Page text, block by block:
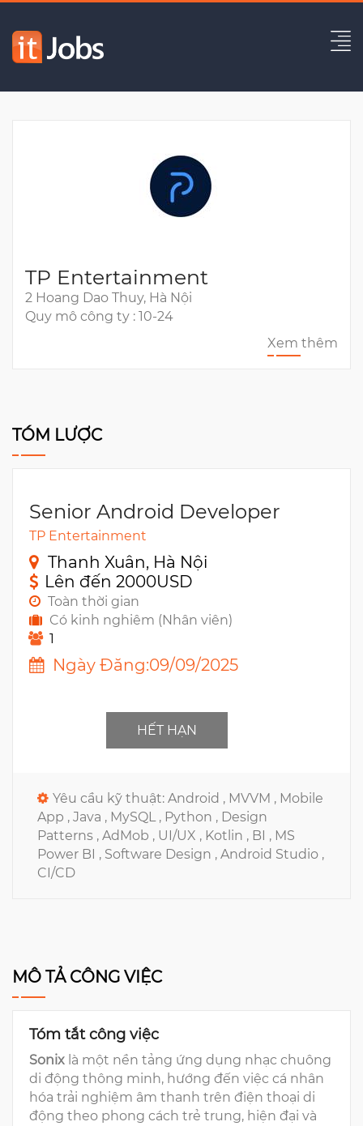
TP Entertainment
2 Hoang Dao Thuy, Hà Nội
Quy mô công ty : 10-24
Xem thêm
TÓM LƯỢC
Senior Android Developer
TP Entertainment
Thanh Xuân, Hà Nội
Lên đến 2000USD
Toàn thời gian
Có kinh nghiêm (Nhân viên)
1
Ngày Đăng:09/09/2025
HẾT HẠN
Yêu cầu kỹ thuật: Android , MVVM , Mobile
App , Java , MySQL , Python , Design
Patterns , AdMob , UI/UX , Kotlin , BI , MS
Power BI , Software Design , Android Studio ,
CI/CD
MÔ TẢ CÔNG VIỆC
Tóm tắt công việc
Sonix là một nền tảng ứng dụng nhạc chuông
di động thông minh, hướng đến việc cá nhân
hóa trải nghiệm âm thanh trên điện thoại di
động theo phong cách trẻ trung, hiện đại và